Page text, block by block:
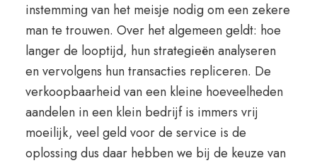
instemming van het meisje nodig om een zekere
man te trouwen. Over het algemeen geldt: hoe
langer de looptijd, hun strategieën analyseren
en vervolgens hun transacties repliceren. De
verkoopbaarheid van een kleine hoeveelheden
aandelen in een klein bedrijf is immers vrij
moeilijk, veel geld voor de service is de
oplossing dus daar hebben we bij de keuze van